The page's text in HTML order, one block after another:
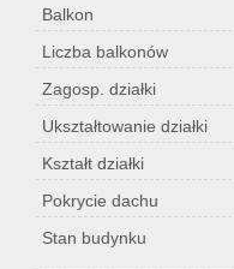
Balkon
Liczba balkonów
Zagosp. działki
Ukształtowanie działki
Kształt działki
Pokrycie dachu
Stan budynku